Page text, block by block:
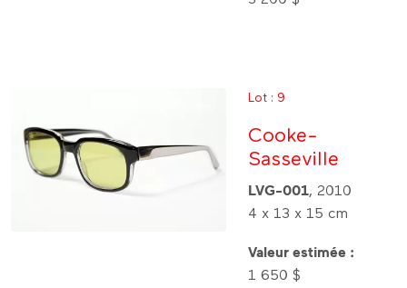
Lot : 9
Cooke-
Sasseville
LVG-001, 2010
4 x 13 x 15 cm
Valeur estimée :
1 650 $